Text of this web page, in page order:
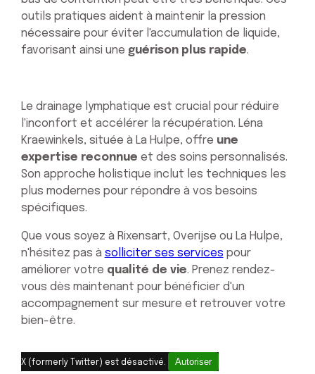
outils pratiques aident à maintenir la pression
nécessaire pour éviter l'accumulation de liquide,
favorisant ainsi une guérison plus rapide.
Le drainage lymphatique est crucial pour réduire
l'inconfort et accélérer la récupération. Léna
Kraewinkels, située à La Hulpe, offre une
expertise reconnue et des soins personnalisés.
Son approche holistique inclut les techniques les
plus modernes pour répondre à vos besoins
spécifiques.
Que vous soyez à Rixensart, Overijse ou La Hulpe,
n'hésitez pas à solliciter ses services pour
améliorer votre qualité de vie. Prenez rendez-
vous dès maintenant pour bénéficier d'un
accompagnement sur mesure et retrouver votre
bien-être.
X (formerly Twitter) est désactivé. Autoriser